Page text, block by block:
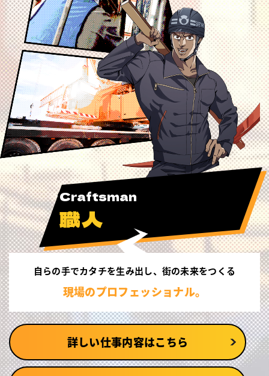
Craftsman
職人
自らの手でカタチを生み出し、 街の未来をつくる
現場のプロフェッショナル。
詳しい仕事内容はこちら